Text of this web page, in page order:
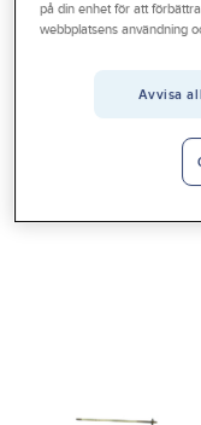
Outlet
Gelia Produkter Gelia
på din enhet för att
webbplatsens användning
Avvisa